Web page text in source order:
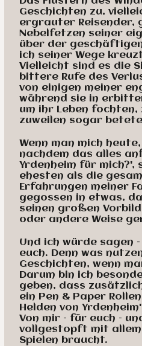
Geschichten zu,
ergrauter Reisender,
Nebelfetzen seiner
über der
ich seiner Wege
Vielleicht sind es die
bittere Rufe des
von einigen meiner
während sie in
um ihr Leben fochten,
zuweilen sogar
Wenn man mich
nachdem das alles
Yrdenheim für mich?',
ehesten als die
Erfahrungen meiner
gegossen in etwas,
seinen großen
oder andere Weise
Und ich würde sagen
euch. Denn was
Geschichten, wenn
Darum bin ich
geben, dass
ein Pen & Paper
Helden von
Von mir – für euch –
vollgestopft mit
Spielen braucht.